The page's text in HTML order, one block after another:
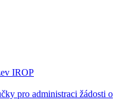
IROP
pro administraci žádosti o